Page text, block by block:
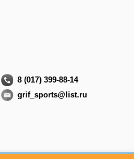
8 (017) 399-88-14
grif_sports@list.ru